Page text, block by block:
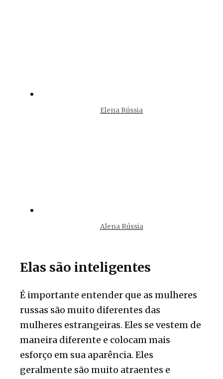
Elena Rússia
Alena Rússia
Elas são inteligentes
É importante entender que as mulheres
russas são muito diferentes das
mulheres estrangeiras. Eles se vestem de
maneira diferente e colocam mais
esforço em sua aparência. Eles
geralmente são muito atraentes e